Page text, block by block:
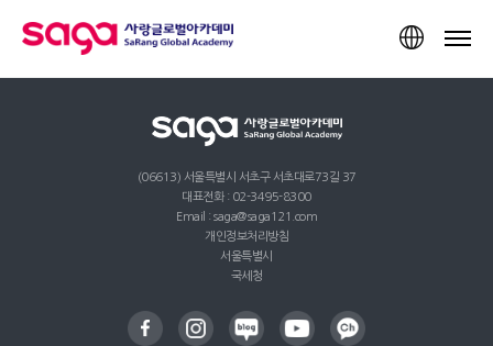
TOP
(06613) 서울특별시 서초구 서초대로73길 37
대표전화 : 02-3495-8300
Email : saga@saga121.com
개인정보처리방침
서울특별시
국세청